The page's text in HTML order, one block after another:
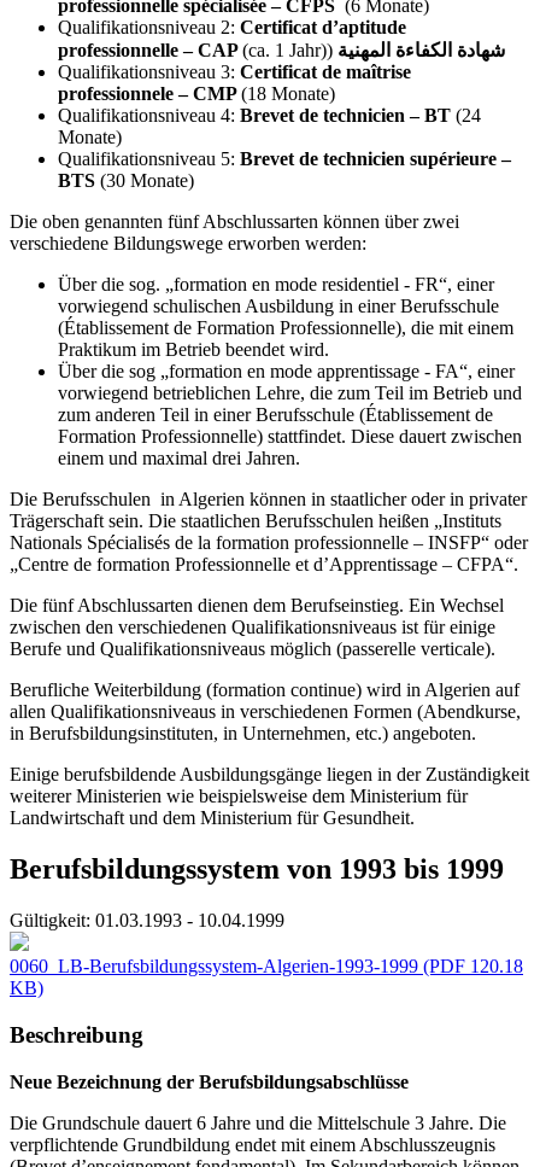
professionnelle spécialisée – CFPS (6 Monate)
Qualifikationsniveau 2: Certificat d’aptitude
professionnelle – CAP(ca. 1 Jahr)) شهادة الكفاءة المهنية
Qualifikationsniveau 3: Certificat de maîtrise
professionnele – CMP(18 Monate)
Qualifikationsniveau 4: Brevet de technicien – BT (24
Monate)
Qualifikationsniveau 5: Brevet de technicien supérieure –
BTS (30 Monate)
Die oben genannten fünf Abschlussarten können über zwei
verschiedene Bildungswege erworben werden:
Über die sog. „formation en mode residentiel - FR“, einer
vorwiegend schulischen Ausbildung in einer Berufsschule
(Établissement de Formation Professionnelle), die mit einem
Praktikum im Betrieb beendet wird.
Über die sog „formation en mode apprentissage - FA“, einer
vorwiegend betrieblichen Lehre, die zum Teil im Betrieb und
zum anderen Teil in einer Berufsschule (Établissement de
Formation Professionnelle) stattfindet. Diese dauert zwischen
einem und maximal drei Jahren.
Die Berufsschulen in Algerien können in staatlicher oder in privater
Trägerschaft sein. Die staatlichen Berufsschulen heißen „Instituts
Nationals Spécialisés de la formation professionnelle – INSFP“ oder
„Centre de formation Professionnelle et d’Apprentissage – CFPA“.
Die fünf Abschlussarten dienen dem Berufseinstieg. Ein Wechsel
zwischen den verschiedenen Qualifikationsniveaus ist für einige
Berufe und Qualifikationsniveaus möglich (passerelle verticale).
Berufliche Weiterbildung (formation continue) wird in Algerien auf
allen Qualifikationsniveaus in verschiedenen Formen (Abendkurse,
in Berufsbildungsinstituten, in Unternehmen, etc.) angeboten.
Einige berufsbildende Ausbildungsgänge liegen in der Zuständigkeit
weiterer Ministerien wie beispielsweise dem Ministerium für
Landwirtschaft und dem Ministerium für Gesundheit.
Berufsbildungssystem von 1993 bis 1999
Gültigkeit: 01.03.1993 - 10.04.1999
0060_LB-Berufsbildungssystem-Algerien-1993-1999 (PDF 120.18
KB)
Beschreibung
Neue Bezeichnung der Berufsbildungsabschlüsse
Die Grundschule dauert 6 Jahre und die Mittelschule 3 Jahre. Die
verpflichtende Grundbildung endet mit einem Abschlusszeugnis